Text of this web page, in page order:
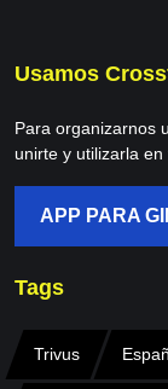
Usamos
Para organizarnos
unirte y utilizarla
APP PARA
Tags
Trivus